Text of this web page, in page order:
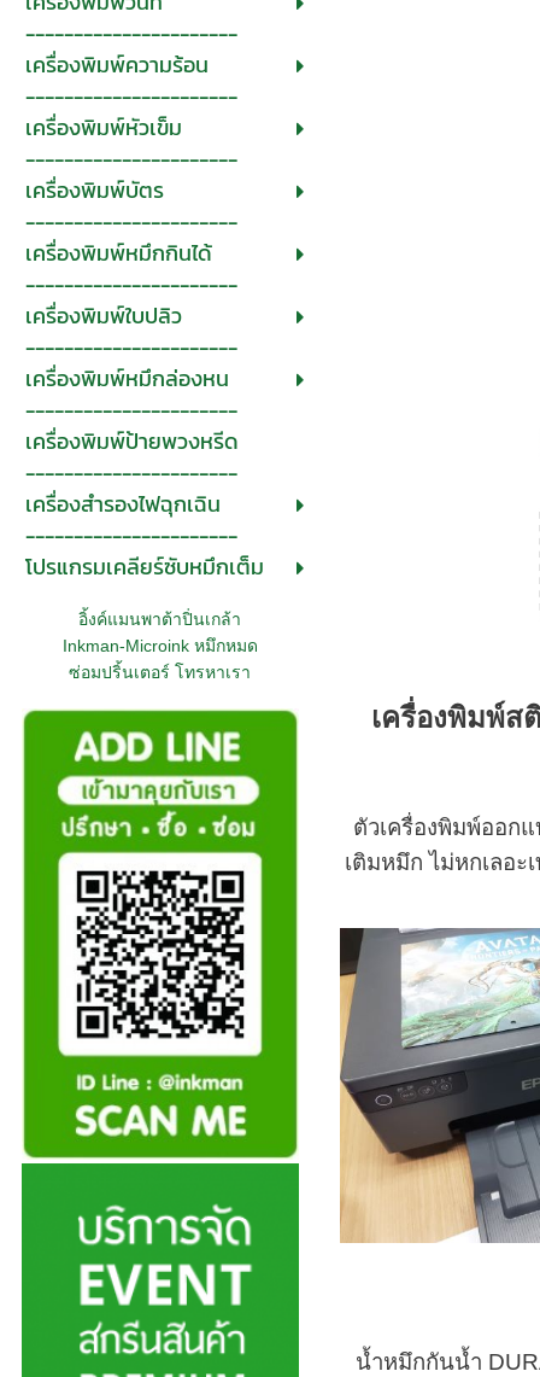
----------------------
เครื่องพิมพ์ความร้อน
----------------------
เครื่องพิมพ์หัวเข็ม
----------------------
เครื่องพิมพ์บัตร
----------------------
เครื่องพิมพ์หมึกกินได้
----------------------
เครื่องพิมพ์ใบปลิว
----------------------
เครื่องพิมพ์หมึกล่องหน
----------------------
เครื่องพิมพ์ป้ายพวงหรีด
----------------------
เครื่องสำรองไฟฉุกเฉิน
----------------------
โปรแกรมเคลียร์ซับหมึกเต็ม
อิ้งค์แมนพาต้าปิ่นเกล้า
Inkman-Microink หมึกหมด
ซ่อมปริ้นเตอร์ โทรหาเรา
เครื่องพิมพ์ส
ตัวเครื่องพิมพ์ออก
เติมหมึก ไม่หกเลอ
น้ำหมึกกันน้ำ